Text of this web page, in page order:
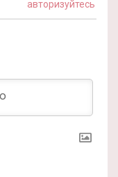
авторизуйтесь